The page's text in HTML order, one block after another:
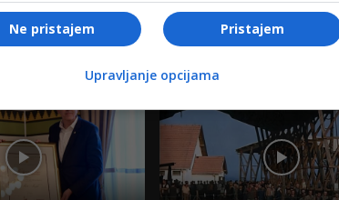
Pristajem
Ne pristajem
Upravljanje opcijama